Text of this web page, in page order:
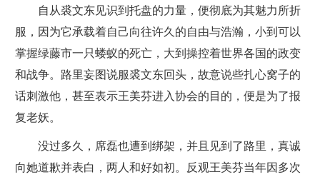
自从裘文东见识到托盘的力量，便彻底为其魅力所折
服，因为它承载着自己向往许久的自由与浩瀚，小到可以
掌握绿藤市一只蝼蚁的死亡，大到操控着世界各国的政变
和战争。路里妄图说服裘文东回头，故意说些扎心窝子的
话刺激他，甚至表示王美芬进入协会的目的，便是为了报
复老妖。
没过多久，席磊也遭到绑架，并且见到了路里，真诚
向她道歉并表白，两人和好如初。反观王美芬当年因多次